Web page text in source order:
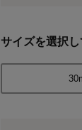
サイズを選択